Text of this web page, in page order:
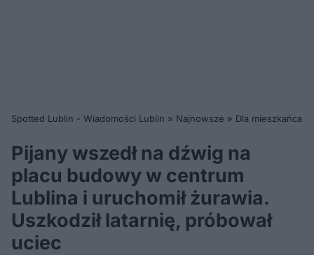
Spotted Lublin - Wiadomości Lublin » Najnowsze » Dla mieszkańca
Pijany wszedł na dźwig na
placu budowy w centrum
Lublina i uruchomił żurawia.
Uszkodził latarnię, próbował
uciec